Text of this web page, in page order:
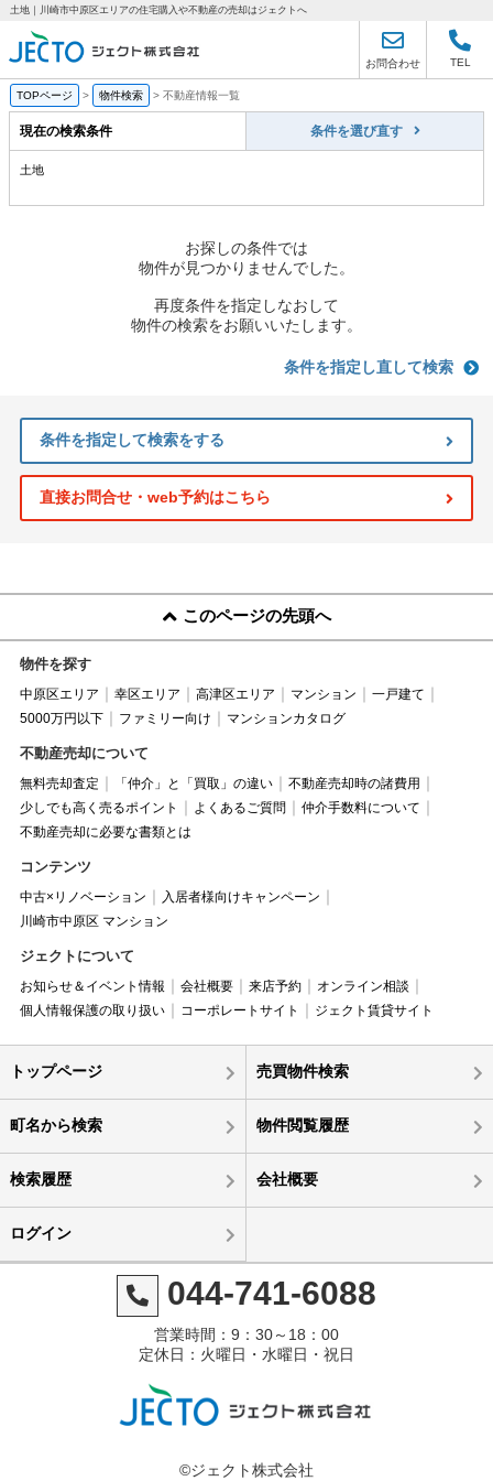
土地｜川崎市中原区エリアの住宅購入や不動産の売却はジェクトへ
お問合わせ TEL
TOPページ > 物件検索 > 不動産情報一覧
現在の検索条件 条件を選び直す
土地
お探しの条件では
物件が見つかりませんでした。
再度条件を指定しなおして
物件の検索をお願いいたします。
条件を指定し直して検索
条件を指定して検索をする
直接お問合せ・web予約はこちら
このページの先頭へ
物件を探す
中原区エリア 幸区エリア 高津区エリア マンション
一戸建て
5000万円以下
ファミリー向け マンションカタログ
不動産売却について
無料売却査定 「仲介」と「買取」の違い
不動産売却時の諸費用
少しでも高く売るポイント
よくあるご質問
仲介手数料について
不動産売却に必要な書類とは
コンテンツ
中古×リノベーション
入居者様向けキャンペーン
川崎市中原区 マンション
ジェクトについて
お知らせ＆イベント情報 会社概要 来店予約
オンライン相談
個人情報保護の取り扱い
コーポレートサイト ジェクト賃貸サイト
トップページ 売買物件検索
町名から検索 物件閲覧履歴
検索履歴 会社概要
ログイン
044-741-6088
営業時間：9：30～18：00
定休日：火曜日・水曜日・祝日
©ジェクト株式会社